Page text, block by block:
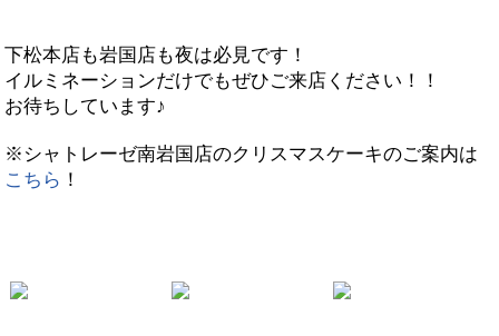
下松本店も岩国店も夜は必見です！
イルミネーションだけでもぜひご来店ください！！
お待ちしています♪
※シャトレーゼ南岩国店のクリスマスケーキのご案内は
こちら ！